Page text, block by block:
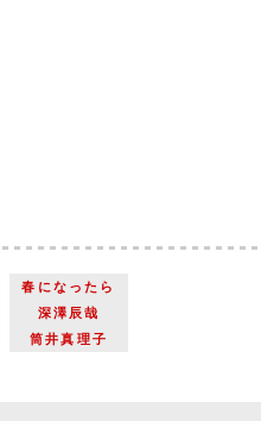
春になったら
深澤辰哉
筒井真理子